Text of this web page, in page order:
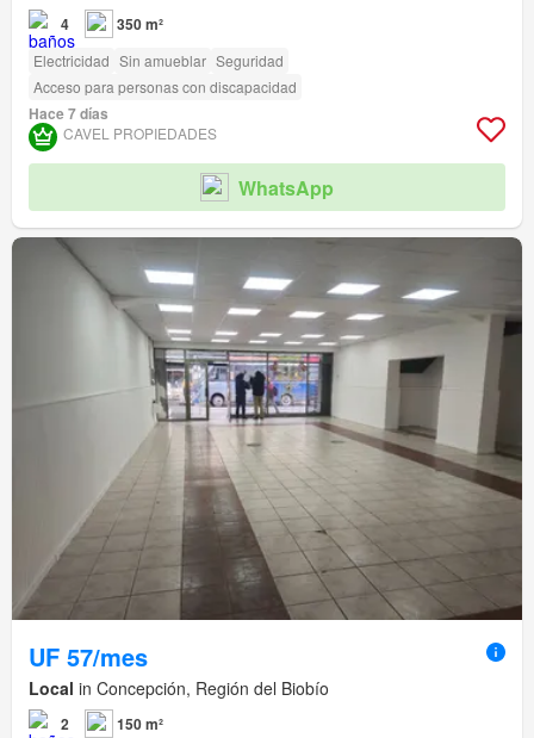
4 350 m²
Electricidad Sin amueblar Seguridad
Acceso para personas con discapacidad
Hace 7 días
CAVEL PROPIEDADES
WhatsApp
UF 57/mes
Local in Concepción, Región del Biobío
2
150 m²